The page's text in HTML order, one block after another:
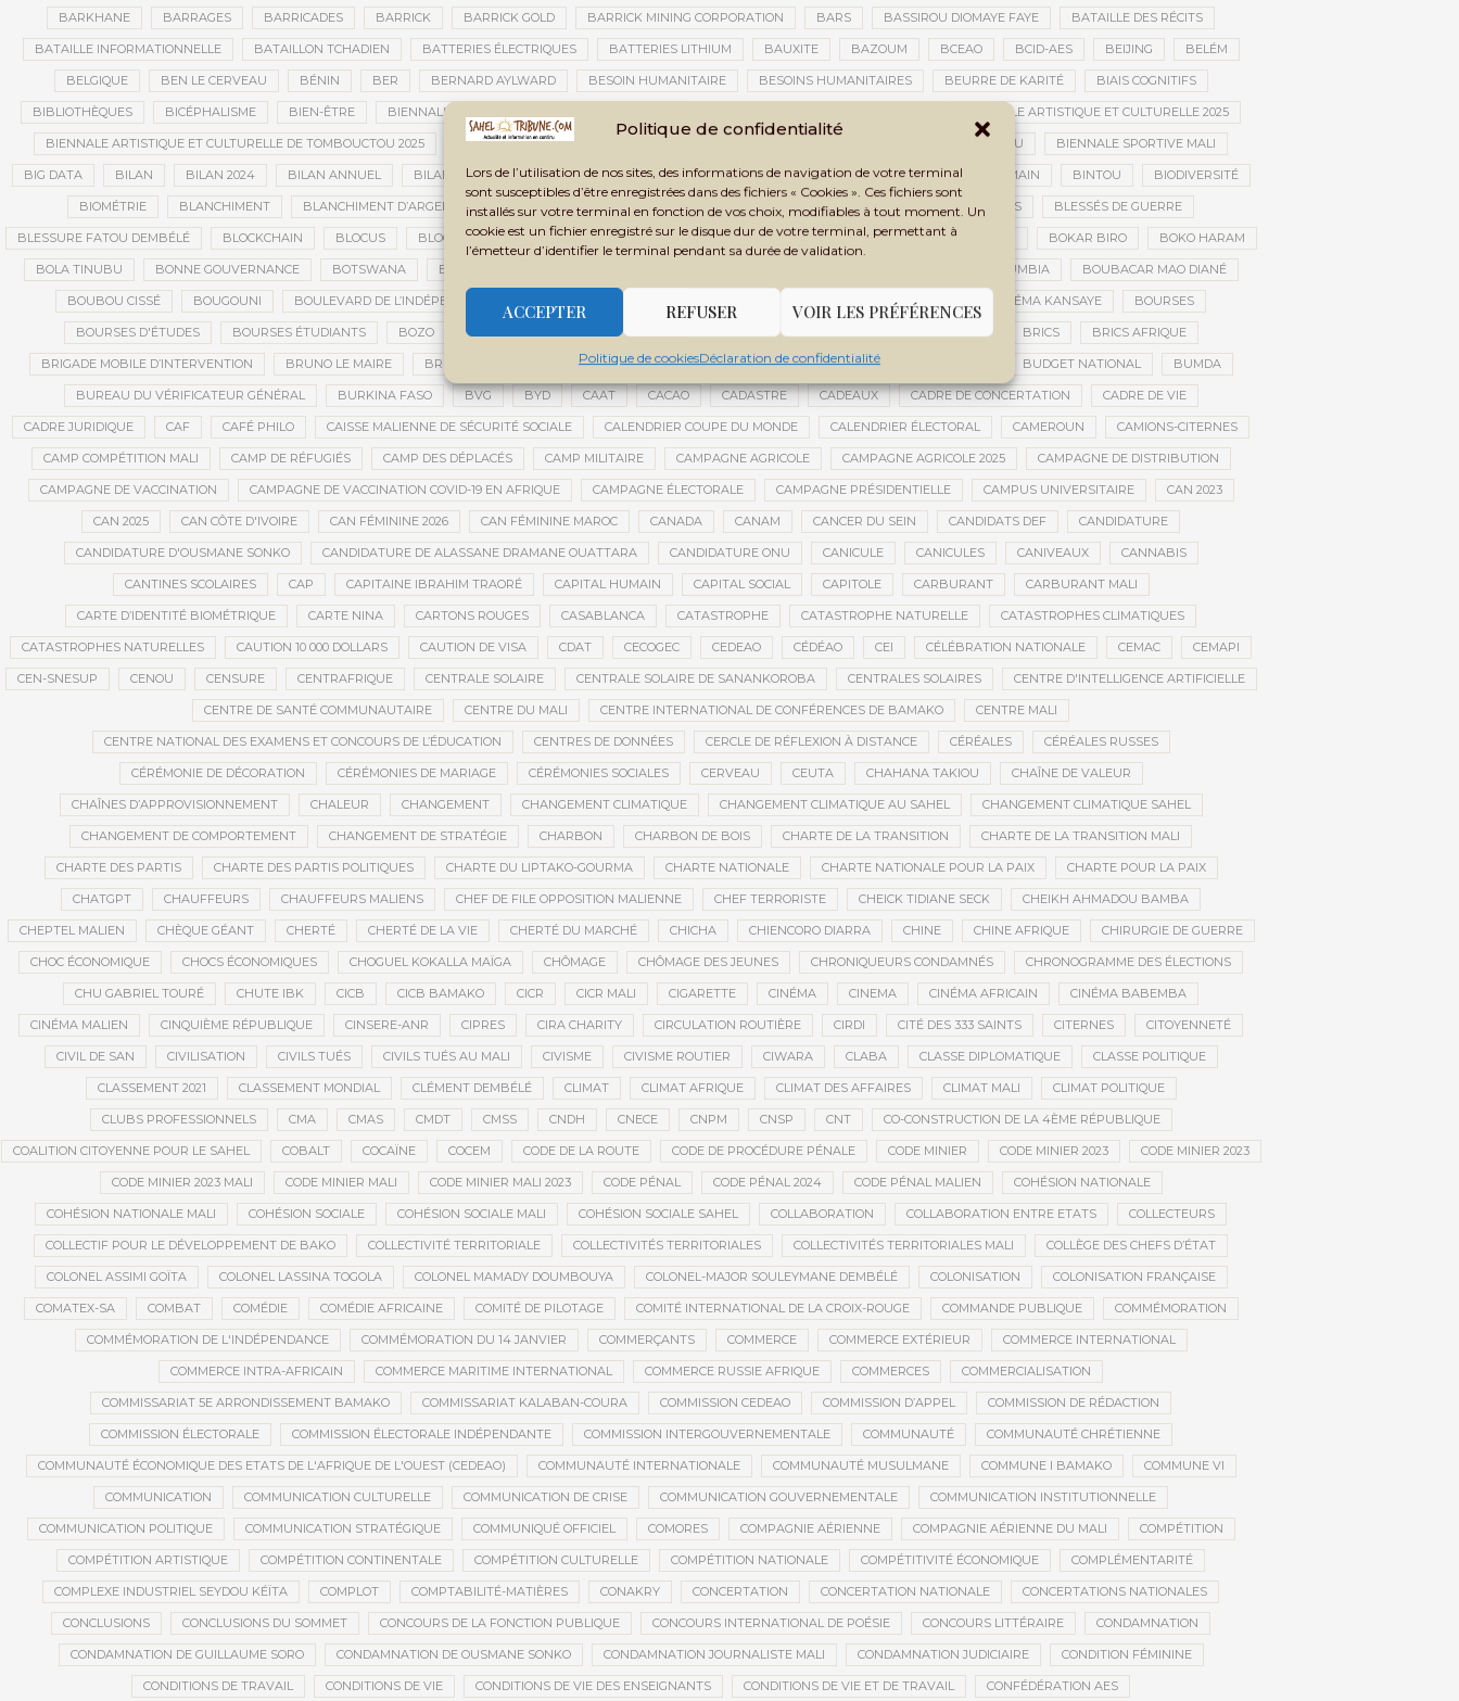
Politique de confidentialité
Lors de l’utilisation de nos sites, des informations de navigation de votre terminal
sont susceptibles d’être enregistrées dans des fichiers « Cookies ». Ces fichiers sont
installés sur votre terminal en fonction de vos choix, modifiables à tout moment. Un
cookie est un fichier enregistré sur le disque dur de votre terminal, permettant à
l’émetteur d’identifier le terminal pendant sa durée de validation.
ACCEPTER REFUSER VOIR LES PRÉFÉRENCES
Politique de cookiesDéclaration de confidentialité
BARKHANE BARRAGES BARRICADES BARRICK BARRICK GOLD BARRICK MINING CORPORATION BARS BASSIROU DIOMAYE FAYE BATAILLE DES RÉCITS
BATAILLE INFORMATIONNELLE BATAILLON TCHADIEN BATTERIES ÉLECTRIQUES BATTERIES LITHIUM BAUXITE BAZOUM BCEAO BCID-AES BEIJING BELÉM
BELGIQUE BEN LE CERVEAU BÉNIN BER BERNARD AYLWARD BESOIN HUMANITAIRE BESOINS HUMANITAIRES BEURRE DE KARITÉ BIAIS COGNITIFS
BIBLIOTHÈQUES BICÉPHALISME BIEN-ÊTRE BIENNALE AFRICAINE DE LA PHOTOGRAPHIE BIENNALE ARTISTIQUE ET CULTURELLE 2025
BIENNALE ARTISTIQUE ET CULTURELLE DE TOMBOUCTOU 2025 BIENNALE ARTISTIQUE ET CULTURELLE TOMBOUCTOU 2025 BIENNALE DE TOMBOUCTOU BIENNALE SPORTIVE MALI
BIG DATA BILAN BILAN 2024 BILAN ANNUEL BILAN DE LA TRANSITION BILAN DES ACTIVITÉS BILAN ET PERSPECTIVES BILAN HUMAIN BINTOU BIODIVERSITÉ
BIOMÉTRIE BLANCHIMENT BLANCHIMENT D’ARGENT BLANCHIMENT DE CAPITAUX BLASPHÈME BLÉ BLÉ RUSSE BLESSÉS BLESSÉS DE GUERRE
BLESSURE FATOU DEMBÉLÉ BLOCKCHAIN BLOCUS BLOCUS ÉCONOMIQUE BLOGING BNDA BOAD BOBO-DIOULASSO BOGOLAN BOKAR BIRO BOKO HARAM
BOLA TINUBU BONNE GOUVERNANCE BOTSWANA BOUARÉ FILY SISSOKO BOUBACAR DOUMBIA BOUBACAR MAO DIANÉ
BOUBOU CISSÉ BOUGOUNI BOULEVARD DE L’INDÉPENDANCE BOUREM BOURÉMA KANSAYE BOURSES
BOURSES D'ÉTUDES BOURSES ÉTUDIANTS BOZO BRASSAGE CULTUREL BRÉSIL BRICE OLIGUI NGUEMA BRICS BRICS AFRIQUE
BRIGADE MOBILE D’INTERVENTION BRUNO LE MAIRE BRUXELLES BUDGET 2027-2029 BUDGET AGRICOLE BUDGET DE LA PRÉSIDENCE BUDGET NATIONAL BUMDA
BUREAU DU VÉRIFICATEUR GÉNÉRAL BURKINA FASO BVG BYD CAAT CACAO CADASTRE CADEAUX CADRE DE CONCERTATION CADRE DE VIE
CADRE JURIDIQUE CAF CAFÉ PHILO CAISSE MALIENNE DE SÉCURITÉ SOCIALE CALENDRIER COUPE DU MONDE CALENDRIER ÉLECTORAL CAMEROUN CAMIONS-CITERNES
CAMP COMPÉTITION MALI CAMP DE RÉFUGIÉS CAMP DES DÉPLACÉS CAMP MILITAIRE CAMPAGNE AGRICOLE CAMPAGNE AGRICOLE 2025 CAMPAGNE DE DISTRIBUTION
CAMPAGNE DE VACCINATION CAMPAGNE DE VACCINATION COVID-19 EN AFRIQUE CAMPAGNE ÉLECTORALE CAMPAGNE PRÉSIDENTIELLE CAMPUS UNIVERSITAIRE CAN 2023
CAN 2025 CAN CÔTE D'IVOIRE CAN FÉMININE 2026 CAN FÉMININE MAROC CANADA CANAM CANCER DU SEIN CANDIDATS DEF CANDIDATURE
CANDIDATURE D'OUSMANE SONKO CANDIDATURE DE ALASSANE DRAMANE OUATTARA CANDIDATURE ONU CANICULE CANICULES CANIVEAUX CANNABIS
CANTINES SCOLAIRES CAP CAPITAINE IBRAHIM TRAORÉ CAPITAL HUMAIN CAPITAL SOCIAL CAPITOLE CARBURANT CARBURANT MALI
CARTE D’IDENTITÉ BIOMÉTRIQUE CARTE NINA CARTONS ROUGES CASABLANCA CATASTROPHE CATASTROPHE NATURELLE CATASTROPHES CLIMATIQUES
CATASTROPHES NATURELLES CAUTION 10 000 DOLLARS CAUTION DE VISA CDAT CECOGEC CEDEAO CÉDÉAO CEI CÉLÉBRATION NATIONALE CEMAC CEMAPI
CEN-SNESUP CENOU CENSURE CENTRAFRIQUE CENTRALE SOLAIRE CENTRALE SOLAIRE DE SANANKOROBA CENTRALES SOLAIRES CENTRE D'INTELLIGENCE ARTIFICIELLE
CENTRE DE SANTÉ COMMUNAUTAIRE CENTRE DU MALI CENTRE INTERNATIONAL DE CONFÉRENCES DE BAMAKO CENTRE MALI
CENTRE NATIONAL DES EXAMENS ET CONCOURS DE L’ÉDUCATION CENTRES DE DONNÉES CERCLE DE RÉFLEXION À DISTANCE CÉRÉALES CÉRÉALES RUSSES
CÉRÉMONIE DE DÉCORATION CÉRÉMONIES DE MARIAGE CÉRÉMONIES SOCIALES CERVEAU CEUTA CHAHANA TAKIOU CHAÎNE DE VALEUR
CHAÎNES D’APPROVISIONNEMENT CHALEUR CHANGEMENT CHANGEMENT CLIMATIQUE CHANGEMENT CLIMATIQUE AU SAHEL CHANGEMENT CLIMATIQUE SAHEL
CHANGEMENT DE COMPORTEMENT CHANGEMENT DE STRATÉGIE CHARBON CHARBON DE BOIS CHARTE DE LA TRANSITION CHARTE DE LA TRANSITION MALI
CHARTE DES PARTIS CHARTE DES PARTIS POLITIQUES CHARTE DU LIPTAKO-GOURMA CHARTE NATIONALE CHARTE NATIONALE POUR LA PAIX CHARTE POUR LA PAIX
CHATGPT CHAUFFEURS CHAUFFEURS MALIENS CHEF DE FILE OPPOSITION MALIENNE CHEF TERRORISTE CHEICK TIDIANE SECK CHEIKH AHMADOU BAMBA
CHEPTEL MALIEN CHÈQUE GÉANT CHERTÉ CHERTÉ DE LA VIE CHERTÉ DU MARCHÉ CHICHA CHIENCORO DIARRA CHINE CHINE AFRIQUE CHIRURGIE DE GUERRE
CHOC ÉCONOMIQUE CHOCS ÉCONOMIQUES CHOGUEL KOKALLA MAÏGA CHÔMAGE CHÔMAGE DES JEUNES CHRONIQUEURS CONDAMNÉS CHRONOGRAMME DES ÉLECTIONS
CHU GABRIEL TOURÉ CHUTE IBK CICB CICB BAMAKO CICR CICR MALI CIGARETTE CINÉMA CINEMA CINÉMA AFRICAIN CINÉMA BABEMBA
CINÉMA MALIEN CINQUIÈME RÉPUBLIQUE CINSERE-ANR CIPRES CIRA CHARITY CIRCULATION ROUTIÈRE CIRDI CITÉ DES 333 SAINTS CITERNES CITOYENNETÉ
CIVIL DE SAN CIVILISATION CIVILS TUÉS CIVILS TUÉS AU MALI CIVISME CIVISME ROUTIER CIWARA CLABA CLASSE DIPLOMATIQUE CLASSE POLITIQUE
CLASSEMENT 2021 CLASSEMENT MONDIAL CLÉMENT DEMBÉLÉ CLIMAT CLIMAT AFRIQUE CLIMAT DES AFFAIRES CLIMAT MALI CLIMAT POLITIQUE
CLUBS PROFESSIONNELS CMA CMAS CMDT CMSS CNDH CNECE CNPM CNSP CNT CO-CONSTRUCTION DE LA 4ÈME RÉPUBLIQUE
COALITION CITOYENNE POUR LE SAHEL COBALT COCAÏNE COCEM CODE DE LA ROUTE CODE DE PROCÉDURE PÉNALE CODE MINIER CODE MINIER 2023 CODE MINIER 2023
CODE MINIER 2023 MALI CODE MINIER MALI CODE MINIER MALI 2023 CODE PÉNAL CODE PÉNAL 2024 CODE PÉNAL MALIEN COHÉSION NATIONALE
COHÉSION NATIONALE MALI COHÉSION SOCIALE COHÉSION SOCIALE MALI COHÉSION SOCIALE SAHEL COLLABORATION COLLABORATION ENTRE ETATS COLLECTEURS
COLLECTIF POUR LE DÉVELOPPEMENT DE BAKO COLLECTIVITÉ TERRITORIALE COLLECTIVITÉS TERRITORIALES COLLECTIVITÉS TERRITORIALES MALI COLLÈGE DES CHEFS D’ÉTAT
COLONEL ASSIMI GOÏTA COLONEL LASSINA TOGOLA COLONEL MAMADY DOUMBOUYA COLONEL-MAJOR SOULEYMANE DEMBÉLÉ COLONISATION COLONISATION FRANÇAISE
COMATEX-SA COMBAT COMÉDIE COMÉDIE AFRICAINE COMITÉ DE PILOTAGE COMITÉ INTERNATIONAL DE LA CROIX-ROUGE COMMANDE PUBLIQUE COMMÉMORATION
COMMÉMORATION DE L'INDÉPENDANCE COMMÉMORATION DU 14 JANVIER COMMERÇANTS COMMERCE COMMERCE EXTÉRIEUR COMMERCE INTERNATIONAL
COMMERCE INTRA-AFRICAIN COMMERCE MARITIME INTERNATIONAL COMMERCE RUSSIE AFRIQUE COMMERCES COMMERCIALISATION
COMMISSARIAT 5E ARRONDISSEMENT BAMAKO COMMISSARIAT KALABAN-COURA COMMISSION CEDEAO COMMISSION D’APPEL COMMISSION DE RÉDACTION
COMMISSION ÉLECTORALE COMMISSION ÉLECTORALE INDÉPENDANTE COMMISSION INTERGOUVERNEMENTALE COMMUNAUTÉ COMMUNAUTÉ CHRÉTIENNE
COMMUNAUTÉ ÉCONOMIQUE DES ETATS DE L'AFRIQUE DE L'OUEST (CEDEAO) COMMUNAUTÉ INTERNATIONALE COMMUNAUTÉ MUSULMANE COMMUNE I BAMAKO COMMUNE VI
COMMUNICATION COMMUNICATION CULTURELLE COMMUNICATION DE CRISE COMMUNICATION GOUVERNEMENTALE COMMUNICATION INSTITUTIONNELLE
COMMUNICATION POLITIQUE COMMUNICATION STRATÉGIQUE COMMUNIQUÉ OFFICIEL COMORES COMPAGNIE AÉRIENNE COMPAGNIE AÉRIENNE DU MALI COMPÉTITION
COMPÉTITION ARTISTIQUE COMPÉTITION CONTINENTALE COMPÉTITION CULTURELLE COMPÉTITION NATIONALE COMPÉTITIVITÉ ÉCONOMIQUE COMPLÉMENTARITÉ
COMPLEXE INDUSTRIEL SEYDOU KÉÏTA COMPLOT COMPTABILITÉ-MATIÈRES CONAKRY CONCERTATION CONCERTATION NATIONALE CONCERTATIONS NATIONALES
CONCLUSIONS CONCLUSIONS DU SOMMET CONCOURS DE LA FONCTION PUBLIQUE CONCOURS INTERNATIONAL DE POÉSIE CONCOURS LITTÉRAIRE CONDAMNATION
CONDAMNATION DE GUILLAUME SORO CONDAMNATION DE OUSMANE SONKO CONDAMNATION JOURNALISTE MALI CONDAMNATION JUDICIAIRE CONDITION FÉMININE
CONDITIONS DE TRAVAIL CONDITIONS DE VIE CONDITIONS DE VIE DES ENSEIGNANTS CONDITIONS DE VIE ET DE TRAVAIL CONFÉDÉRATION AES